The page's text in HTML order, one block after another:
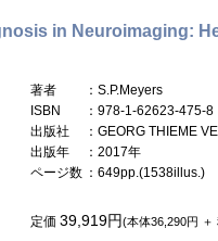
in Neuroimaging:
著者
：S.P.Meyers
ISBN
：978-1-62623-475-8
出版社
：GEORG THIEME
出版年
：2017年
ページ数 ：649pp.(1538illus.)
定価39,919円(本体36,290円 ＋